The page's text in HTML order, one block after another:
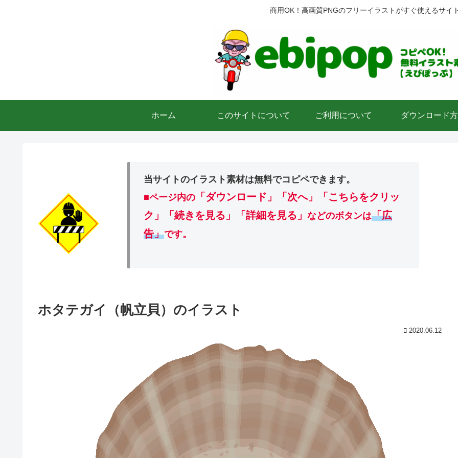
商用OK！高画質PNGのフリーイラストがすぐ使えるサイ
ホーム このサイトについて ご利用について ダウンロード
当サイトのイラスト素材は無料でコピペできます。
■ページ内の 「ダウンロード」
「次へ」「こちらをクリッ
ク」「続きを見る」「詳細を見る」などのボタンは「広
告」です。
ホタテガイ（帆立貝）のイラスト
2020.06.12